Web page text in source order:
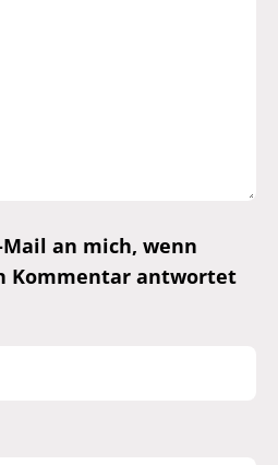
Mail an mich, wenn
Kommentar antwortet